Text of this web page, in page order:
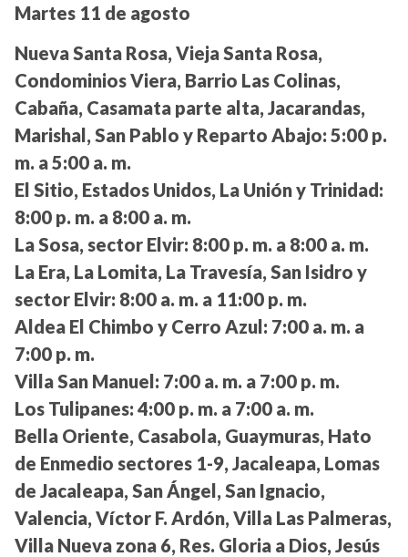
Martes 11 de agosto
Nueva Santa Rosa, Vieja Santa Rosa,
Condominios Viera, Barrio Las Colinas,
Cabaña, Casamata parte alta, Jacarandas,
Marishal, San Pablo y Reparto Abajo: 5:00 p.
m. a 5:00 a. m.
El Sitio, Estados Unidos, La Unión y Trinidad:
8:00 p. m. a 8:00 a. m.
La Sosa, sector Elvir: 8:00 p. m. a 8:00 a. m.
La Era, La Lomita, La Travesía, San Isidro y
sector Elvir: 8:00 a. m. a 11:00 p. m.
Aldea El Chimbo y Cerro Azul: 7:00 a. m. a
7:00 p. m.
Villa San Manuel: 7:00 a. m. a 7:00 p. m.
Los Tulipanes: 4:00 p. m. a 7:00 a. m.
Bella Oriente, Casabola, Guaymuras, Hato
de Enmedio sectores 1-9, Jacaleapa, Lomas
de Jacaleapa, San Ángel, San Ignacio,
Valencia, Víctor F. Ardón, Villa Las Palmeras,
Villa Nueva zona 6, Res. Gloria a Dios, Jesús